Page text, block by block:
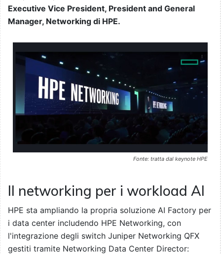
Executive Vice President, President and General
Manager, Networking di HPE.
Fonte: tratta dal keynote HPE
Il networking per i workload AI
HPE sta ampliando la propria soluzione AI Factory per
i data center includendo HPE Networking, con
l'integrazione degli switch Juniper Networking QFX
gestiti tramite Networking Data Center Director: